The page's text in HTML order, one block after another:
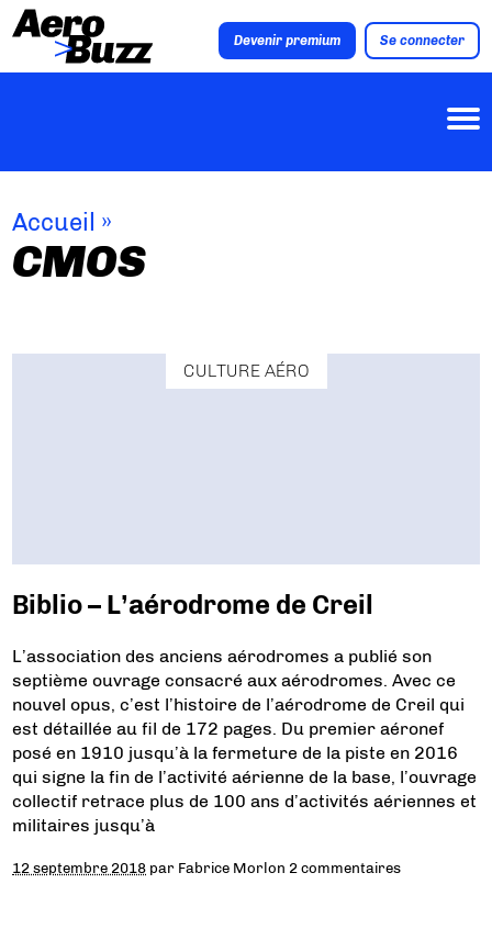
Devenir premium Se connecter
Accueil »
CMOS
CULTURE AÉRO
Biblio – L’aérodrome de Creil
L’association des anciens aérodromes a publié son
septième ouvrage consacré aux aérodromes. Avec ce
nouvel opus, c’est l’histoire de l’aérodrome de Creil qui
est détaillée au fil de 172 pages. Du premier aéronef
posé en 1910 jusqu’à la fermeture de la piste en 2016
qui signe la fin de l’activité aérienne de la base, l’ouvrage
collectif retrace plus de 100 ans d’activités aériennes et
militaires jusqu’à
12 septembre 2018 par Fabrice Morlon 2 commentaires